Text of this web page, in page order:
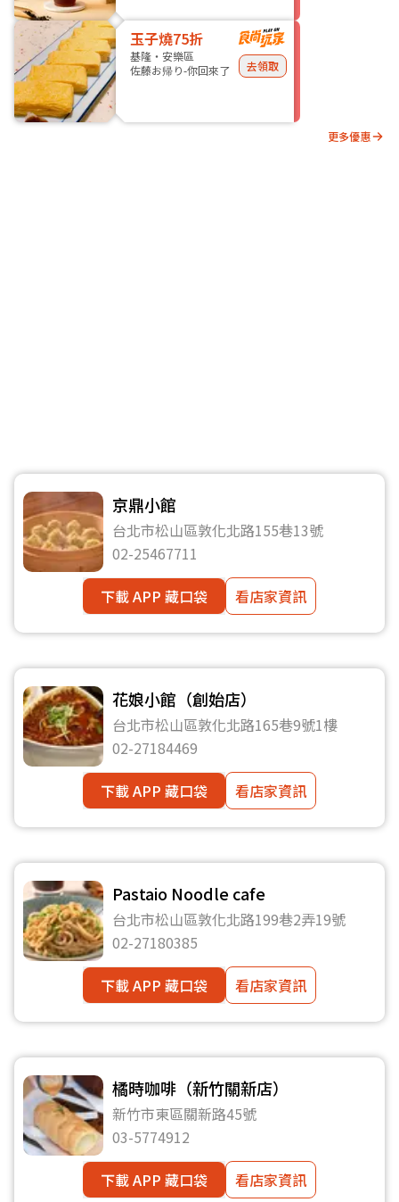
玉子燒75折
基隆・安樂區
佐藤お帰り-你回來了
去領取
更多優惠
京鼎小館
台北市松山區敦化北路155巷13號
02-25467711
下載 APP 藏口袋
看店家資訊
花娘小館（創始店）
台北市松山區敦化北路165巷9號1樓
02-27184469
下載 APP 藏口袋
看店家資訊
Pastaio Noodle cafe
台北市松山區敦化北路199巷2弄19號
02-27180385
下載 APP 藏口袋
看店家資訊
橘時咖啡（新竹關新店）
新竹市東區關新路45號
03-5774912
下載 APP 藏口袋
看店家資訊